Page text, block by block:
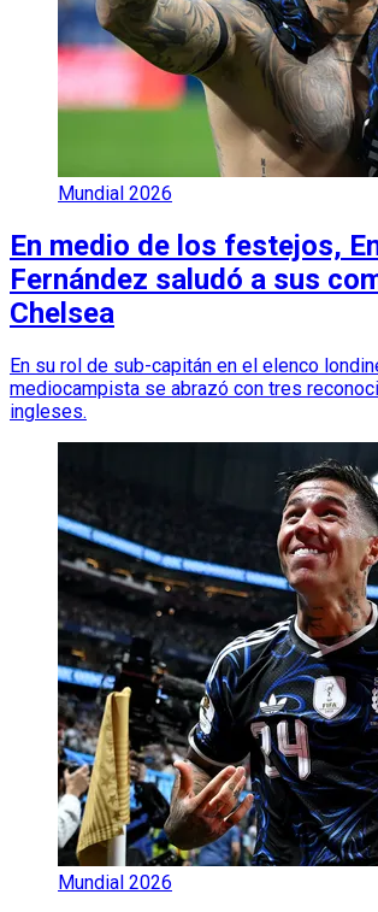
Mundial 2026
En medio de los festejos,
Fernández saludó a sus
Chelsea
En su rol de sub-capitán en el elenco
mediocampista se abrazó con tres
ingleses.
Mundial 2026